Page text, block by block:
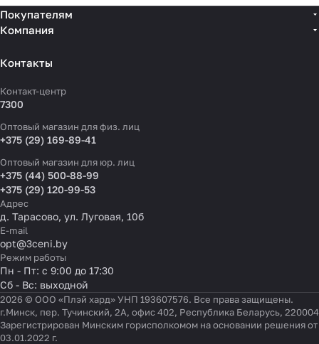
Покупателям
Компания
Контакты
Контакт-центр
7300
Оптовый магазин для физ. лиц
+375 (29) 169-89-41
Оптовый магазин для юр. лиц
+375 (44) 500-88-99
+375 (29) 120-99-53
Адрес
д. Тарасово, ул. Луговая, 10б
E-mail
opt@3ceni.by
Режим работы
Пн - Пт: с 9:00 до 17:30
Сб - Вс: выходной
2026 © ООО «Плэй хард» УНП 193607576. Все права защищены.
г.Минск, пер. Тучинский, 2А, офис 402, Республика Беларусь, 220004
Зарегистрирован Минским горисполкомом на основании решения от
03.01.2022 г.